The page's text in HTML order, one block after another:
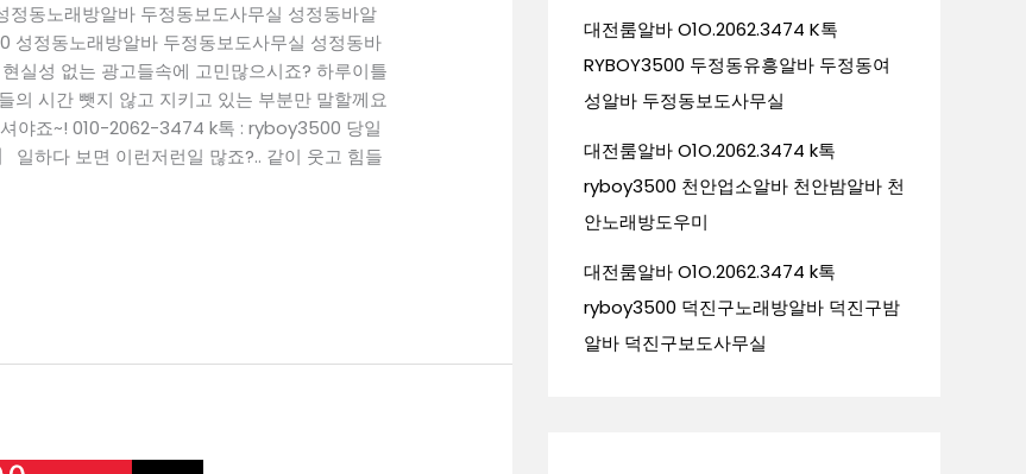
동노래방알바 두정동보도사무실 성정동바알
성정동노래방알바 두정동보도사무실 성정동바
실성 없는 광고들속에 고민많으시죠? 하루이틀
의 시간 뺏지 않고 지키고 있는 부분만 말할께요
야죠~! 010-2062-3474 k톡 : ryboy3500 당일
일하다 보면 이런저런일 많죠?.. 같이 웃고 힘들
대전룸알바 O1O.2062.3474 K톡
RYBOY3500 두정동유흥알바 두정동여
성알바 두정동보도사무실
대전룸알바 O1O.2062.3474 k톡
ryboy3500 천안업소알바 천안밤알바 천
안노래방도우미
대전룸알바 O1O.2062.3474 k톡
ryboy3500 덕진구노래방알바 덕진구밤
알바 덕진구보도사무실